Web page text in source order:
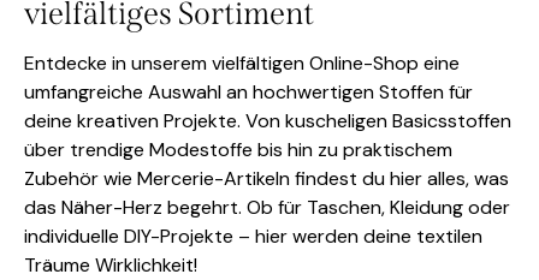
vielfältiges Sortiment
Entdecke in unserem vielfältigen Online-Shop eine
umfangreiche Auswahl an hochwertigen Stoffen für
deine kreativen Projekte. Von kuscheligen Basicsstoffen
über trendige Modestoffe bis hin zu praktischem
Zubehör wie Mercerie-Artikeln findest du hier alles, was
das Näher-Herz begehrt. Ob für Taschen, Kleidung oder
individuelle DIY-Projekte – hier werden deine textilen
Träume Wirklichkeit!